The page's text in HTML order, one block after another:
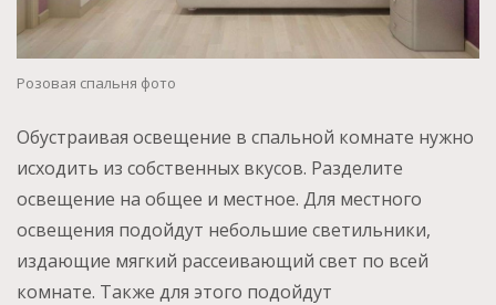
Розовая спальня фото
Обустраивая освещение в спальной комнате нужно
исходить из собственных вкусов. Разделите
освещение на общее и местное. Для местного
освещения подойдут небольшие светильники,
издающие мягкий рассеивающий свет по всей
комнате. Также для этого подойдут